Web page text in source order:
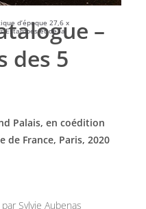
d’époque 27,6 x
Estampes et de la
–
des 5
Palais, en coédition
France, Paris, 2020
par Sylvie Aubenas